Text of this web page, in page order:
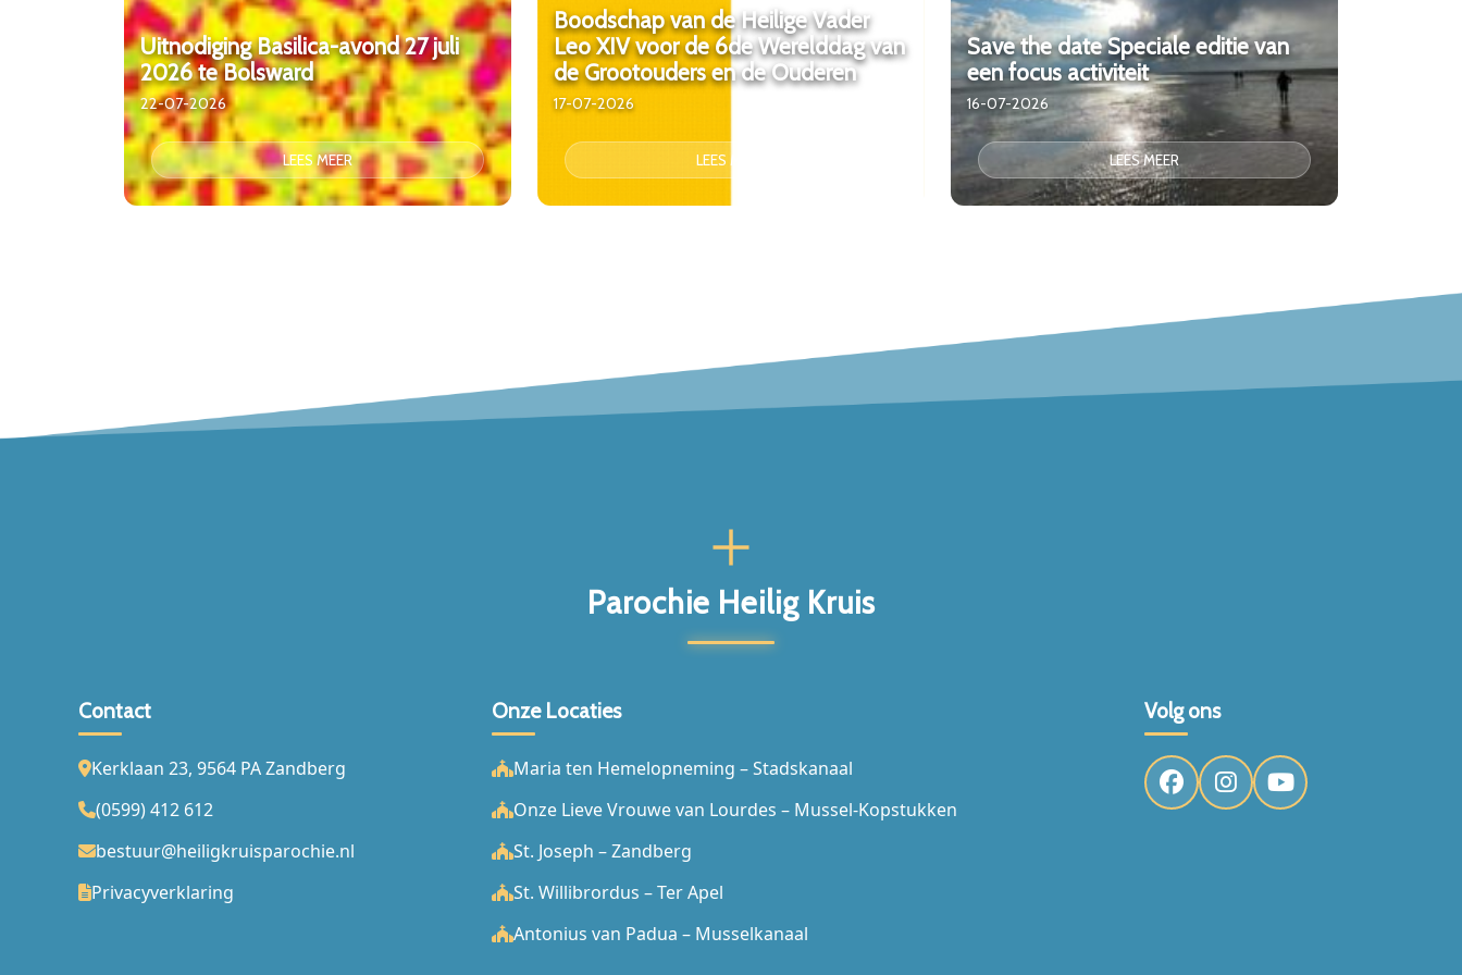
Uitnodiging Basilica-avond 27 juli
2026 te Bolsward
22-07-2026
LEES MEER
Boodschap van de Heilige Vader
Leo XIV voor de 6de Werelddag van
de Grootouders en de Ouderen
17-07-2026
LEES MEER
Save the date Speciale editie van
een focus activiteit
16-07-2026
LEES MEER
Parochie Heilig Kruis
Contact
Kerklaan 23, 9564 PA Zandberg
(0599) 412 612
bestuur@heiligkruisparochie.nl
Privacyverklaring
Onze Locaties
Maria ten Hemelopneming – Stadskanaal
Onze Lieve Vrouwe van Lourdes – Mussel-Kopstukken
St. Joseph – Zandberg
St. Willibrordus – Ter Apel
Antonius van Padua – Musselkanaal
Volg ons